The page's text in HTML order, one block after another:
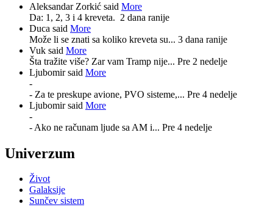
Aleksandar Zorkić said More
Da: 1, 2, 3 i 4 kreveta. 2 dana ranije
Duca said More
Može li se znati sa koliko kreveta su... 3 dana ranije
Vuk said More
Šta tražite više? Zar vam Tramp nije... Pre 2 nedelje
Ljubomir said More
-
- Za te preskupe avione, PVO sisteme,... Pre 4 nedelje
Ljubomir said More
-
- Ako ne računam ljude sa AM i... Pre 4 nedelje
Univerzum
Život
Galaksije
Sunčev sistem